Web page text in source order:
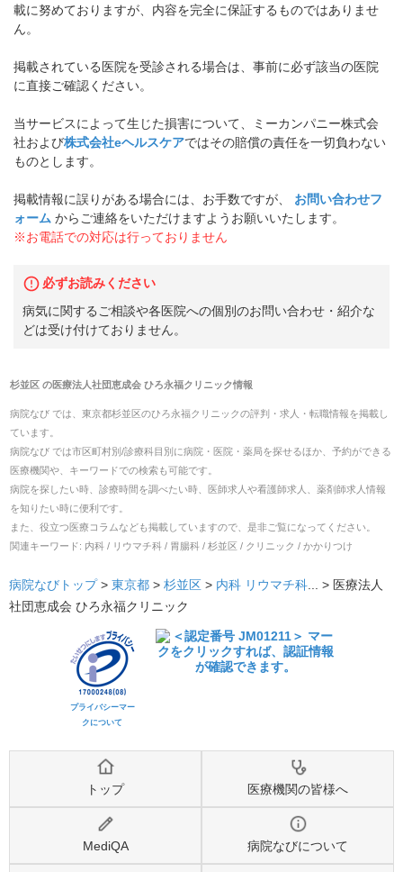
載に努めておりますが、内容を完全に保証するものではありませ
ん。
掲載されている医院を受診される場合は、事前に必ず該当の医院
に直接ご確認ください。
当サービスによって生じた損害について、ミーカンパニー株式会
社および株式会社eヘルスケアではその賠償の責任を一切負わない
ものとします。
掲載情報に誤りがある場合には、お手数ですが、
お問い合わせフ
ォーム からご連絡をいただけますようお願いいたします。
※お電話での対応は行っておりません
必ずお読みください
病気に関するご相談や各医院への個別のお問い合わせ・紹介な
どは受け付けておりません。
杉並区の医療法人社団恵成会 ひろ永福クリニック情報
病院なび では、 東京都杉並区のひろ永福クリニックの評判・求人・転職情報を掲載し
ています。
病院なび では市区町村別/診療科目別に病院・医院・薬局を探せるほか、予約ができる
医療機関や、キーワードでの検索も可能です。
病院を探したい時、診療時間を調べたい時、医師求人や看護師求人、薬剤師求人情報
を知りたい時に便利です。
また、役立つ医療コラムなども掲載していますので、是非ご覧になってください。
関連キーワード: 内科 / リウマチ科 / 胃腸科 / 杉並区 / クリニック / かかりつけ
病院なびトップ > 東京都 > 杉並区 > 内科 リウマチ科 ... > 医療法人
社団恵成会 ひろ永福クリニック
プライバシーマー
クについて
トップ 医療機関の皆様へ
MediQA 病院なびについて